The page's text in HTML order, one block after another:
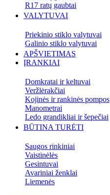
R17 ratų gaubtai
VALYTUVAI
Priekinio stiklo valytuvai
Galinio stiklo valytuvai
APŠVIETIMAS
ĮRANKIAI
Domkratai ir keltuvai
Veržlėrakčiai
Kojinės ir rankinės pompos
Manometrai
Ledo grandikliai ir šepečiai
BŪTINA TURĖTI
Saugos rinkiniai
Vaistinėlės
Gesintuvai
Avariniai ženklai
Liemenės